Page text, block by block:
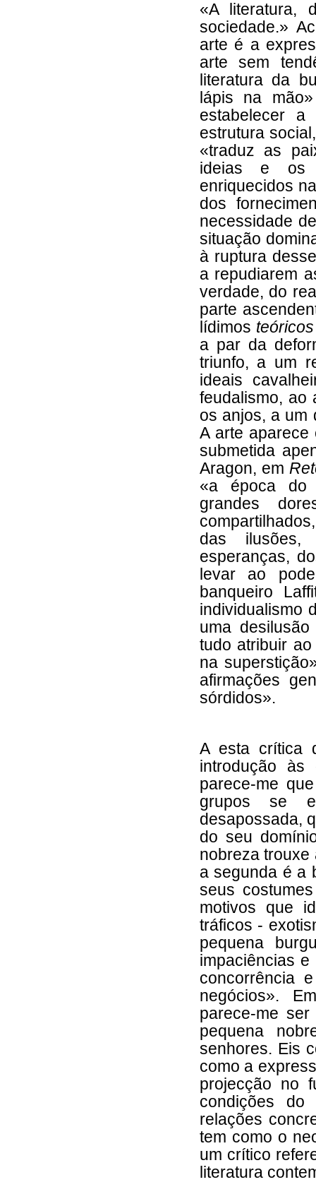
«A literatura,
sociedade.»
arte é a
arte sem
literatura da
lápis na
estabelecer
estrutura
«traduz as
ideias e os
enriquecidos
dos
necessidade
situação
à ruptura
a repudiarem
verdade, do
parte
lídimos
a par da
triunfo, a um
ideais
feudalismo, ao
os anjos, a um
A arte aparece
submetida
Aragon, em
«a época do
grandes
das ilusões,
esperanças,
levar ao
banqueiro
individualismo
uma
tudo atribuir
na
afirmações
sórdidos».
A esta crítica
introdução às
parece-me
grupos se
desapossada,
do seu
nobreza trouxe
a segunda é a
seus
motivos que
tráficos -
pequena
impaciências
concorrência
negócios».
parece-me
pequena
senhores. Eis
como a
projecção no
condições
relações
tem como o
um crítico
literatura